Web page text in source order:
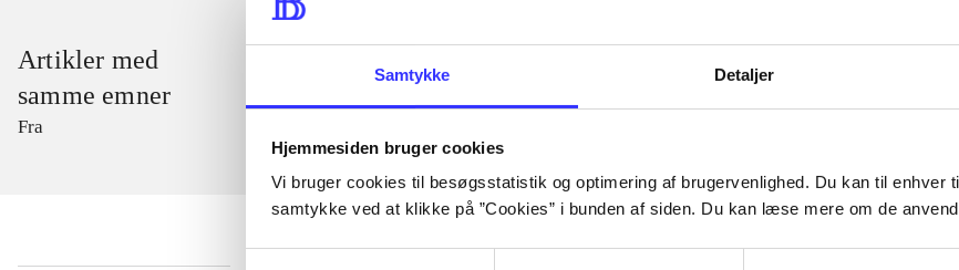
Samtykke Detaljer
Hjemmesiden bruger cookies
Vi bruger cookies til besøgsstatistik og optimering af brugervenlighed. Du kan til
samtykke ved at klikke på ”Cookies” i bunden af siden. Du kan læse mere om de
Artikler med
samme emner
Fra